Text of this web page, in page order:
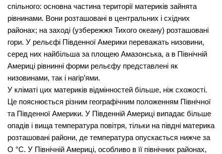
спільного: основна частина території материків зайнята
рівнинами. Вони розташовані в центральних і східних
районах; на заході (узбе­режжя Тихого океану) розташовані
гори. У рельєфі Південної Америки переважать низовини,
серед них найбільша за площею Амазонська, а в Північній
Америці рівнинні форми рельєфу представлені як
низовинами, так і нагір’ями.
У кліматі цих материків відмінностей більше, ніж схожості.
Це пояснюється різним географічним положенням Північної
та Південної Америки. У Південній Америці випадає більше
опа­дів і вища температура повітря, тільки на півдні материка
розташовані райони, де температура опускається нижче за
О °С. У Північній Америці, особливо в її північних районах,